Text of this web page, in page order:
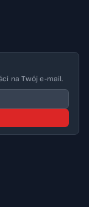
na Twój e-mail.